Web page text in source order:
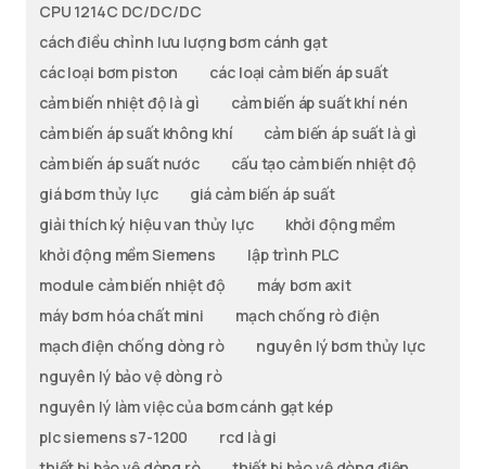
CPU 1214C DC/DC/DC
cách điều chỉnh lưu lượng bơm cánh gạt
các loại bơm piston
các loại cảm biến áp suất
cảm biến nhiệt độ là gì
cảm biến áp suất khí nén
cảm biến áp suất không khí
cảm biến áp suất là gì
cảm biến áp suất nước
cấu tạo cảm biến nhiệt độ
giá bơm thủy lực
giá cảm biến áp suất
giải thích ký hiệu van thủy lực
khởi động mềm
khởi động mềm Siemens
lập trình PLC
module cảm biến nhiệt độ
máy bơm axit
máy bơm hóa chất mini
mạch chống rò điện
mạch điện chống dòng rò
nguyên lý bơm thủy lực
nguyên lý bảo vệ dòng rò
nguyên lý làm việc của bơm cánh gạt kép
plc siemens s7-1200
rcd là gi